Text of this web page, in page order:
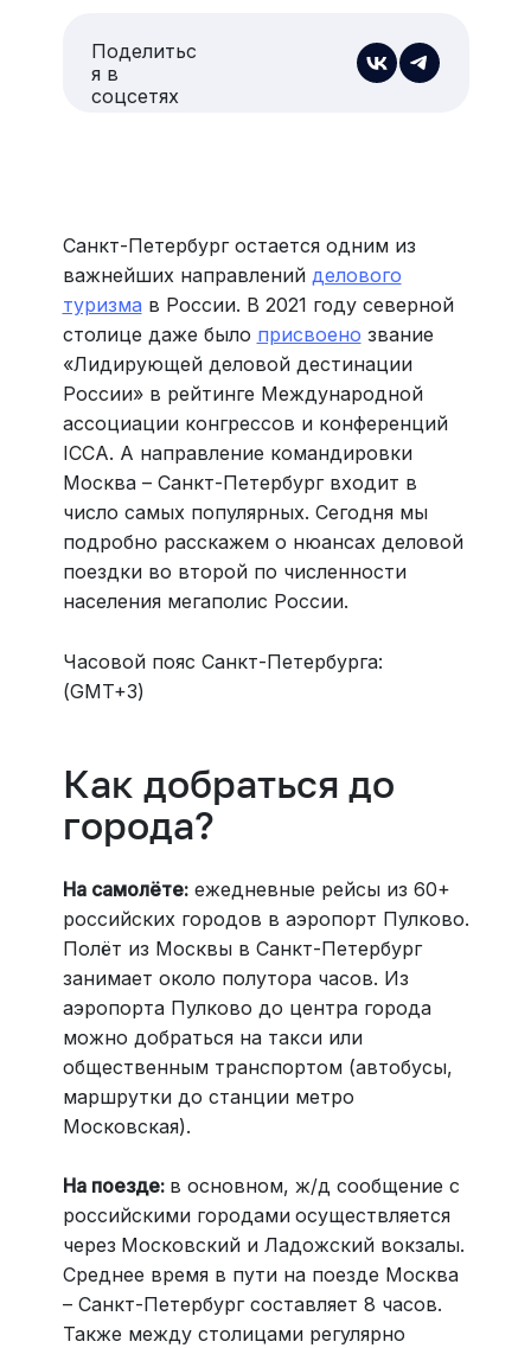
Поделитьс
я в
соцсетях
Санкт-Петербург остается одним из
важнейших направлений делового
туризма в России. В 2021 году северной
столице даже было присвоено звание
«Лидирующей деловой дестинации
России» в рейтинге Международной
ассоциации конгрессов и конференций
ICCA. А направление командировки
Москва – Санкт-Петербург входит в
число самых популярных. Сегодня мы
подробно расскажем о нюансах деловой
поездки во второй по численности
населения мегаполис России.
Часовой пояс Санкт-Петербурга:
(GMT+3)
Как добраться до
города?
На самолёте:ежедневные рейсы из 60+
российских городов в аэропорт Пулково.
Полёт из Москвы в Санкт-Петербург
занимает около полутора часов. Из
аэропорта Пулково до центра города
можно добраться на такси или
общественным транспортом (автобусы,
маршрутки до станции метро
Московская).
На поезде: в основном, ж/д сообщение с
российскими городами осуществляется
через Московский и Ладожский вокзалы.
Среднее время в пути на поезде Москва
– Санкт-Петербург составляет 8 часов.
Также между столицами регулярно